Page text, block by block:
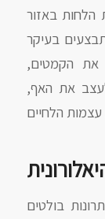
הלחות באזור
בעיקר
את הקמטים,
את האף,
בולטים